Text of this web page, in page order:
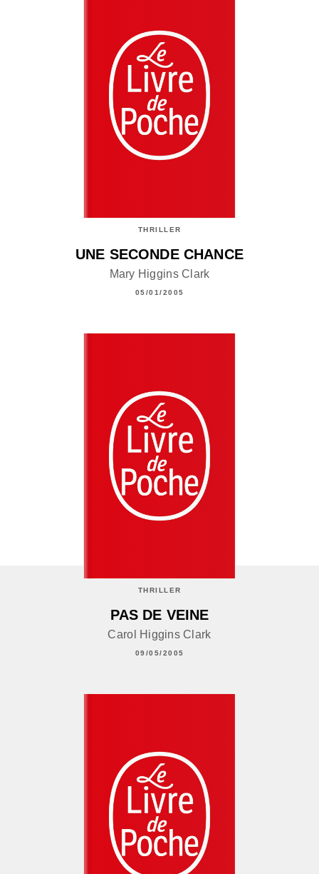
THRILLER
UNE SECONDE CHANCE
Mary Higgins Clark
05/01/2005
THRILLER
PAS DE VEINE
Carol Higgins Clark
09/05/2005